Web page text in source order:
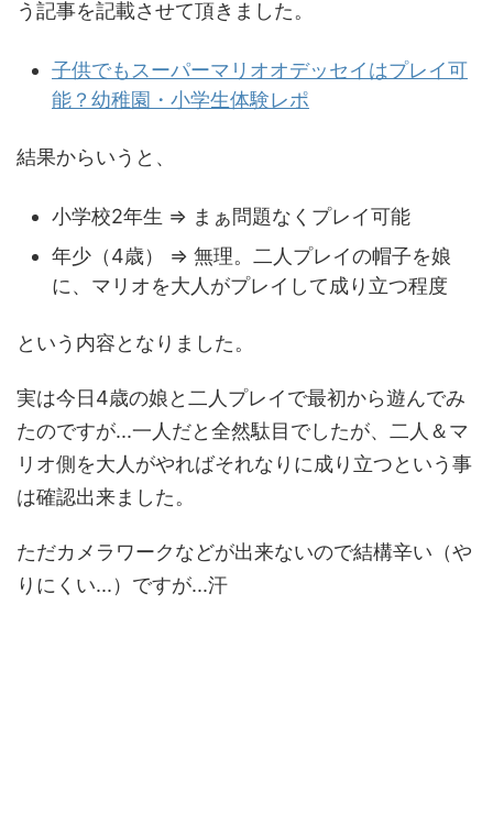
う記事を記載させて頂きました。
子供でもスーパーマリオオデッセイはプレイ可
能？幼稚園・小学生体験レポ
結果からいうと、
小学校2年生 ⇒ まぁ問題なくプレイ可能
年少（4歳） ⇒ 無理。二人プレイの帽子を娘
に、マリオを大人がプレイして成り立つ程度
という内容となりました。
実は今日4歳の娘と二人プレイで最初から遊んでみ
たのですが...一人だと全然駄目でしたが、二人＆マ
リオ側を大人がやればそれなりに成り立つという事
は確認出来ました。
ただカメラワークなどが出来ないので結構辛い（や
りにくい...）ですが...汗